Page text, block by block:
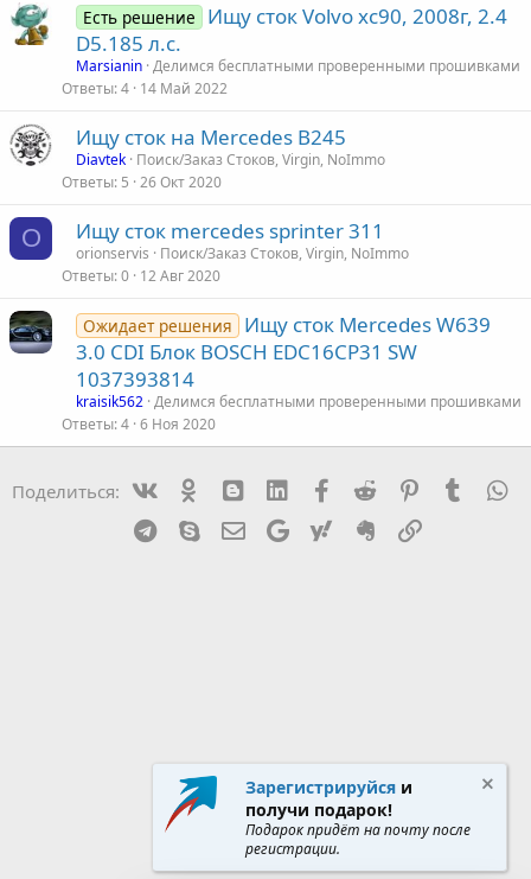
Есть решение
Ищу сток Volvo xc90, 2008г, 2.4
D5.185 л.с.
Marsianin Делимся бесплатными проверенными прошивками
Ответы 4 14 Май 2022
Ищу сток на Mercedes B245
Diavtek Поиск/Заказ Стоков, Virgin, NoImmo
Ответы 5 26 Окт 2020
O Ищу сток mercedes sprinter 311
orionservis
Поиск/Заказ Стоков, Virgin, NoImmo
Ответы 0 12 Авг 2020
Ожидает решения
Ищу сток Mercedes W639
3.0 CDI Блок BOSCH EDC16CP31 SW
1037393814
kraisik562 Делимся бесплатными проверенными прошивками
Ответы 4 6 Ноя 2020
Поделиться: Ok mes_blogger
Linked InFacebook
Reddit PinterestTumblr
Telegram
Skype Эл. почта
Google Yahoo Evernote
Зарегистрируйся и
получи подарок!
Подарок придёт на почту после
регистрации.